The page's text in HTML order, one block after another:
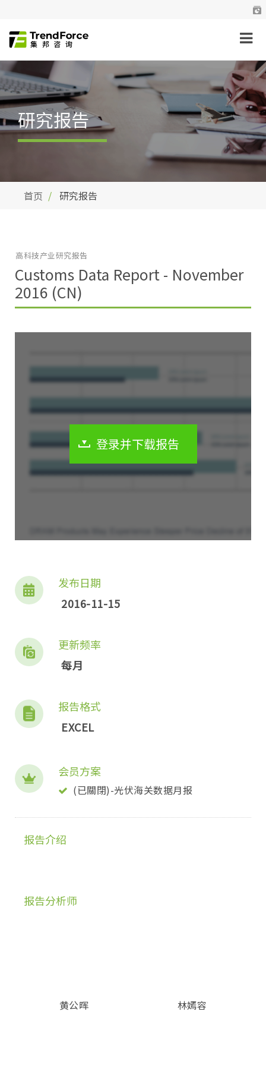
研究报告
首页 研究报告
Customs Data Report - November
2016 (CN)
高科技产业研究报告
登录并下载报告
发布日期
2016-11-15
更新频率
每月
报告格式
EXCEL
会员方案
(已關閉)-光伏海关数据月报
报告介绍
报告分析师
黄公晖 林嫣容